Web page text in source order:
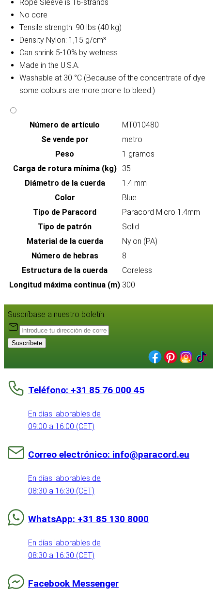
Rope Sleeve is 16-strands
No core
Tensile strength: 90 lbs (40 kg)
Density Nylon: 1,15 g/cm³
Can shrink 5-10% by wetness
Made in the U.S.A.
Washable at 30 °C (Because of the concentrate of dye
some colours are more prone to bleed.)
Número de artículo
MT010480
Se vende por
metro
Peso
1 gramos
Carga de rotura mínima (kg)
35
Diámetro de la cuerda
1.4 mm
Color
Blue
Tipo de Paracord
Paracord Micro 1.4mm
Tipo de patrón
Solid
Material de la cuerda
Nylon (PA)
Número de hebras
8
Estructura de la cuerda
Coreless
Longitud máxima continua (m) 300
Suscríbase a nuestro boletín:
Suscríbete
Teléfono: +31 85 76 000 45
En días laborables de
09:00 a 16:00 (CET)
Correo electrónico: info@paracord.eu
En días laborables de
08:30 a 16:30 (CET)
WhatsApp: +31 85 130 8000
En días laborables de
08:30 a 16:30 (CET)
Facebook Messenger